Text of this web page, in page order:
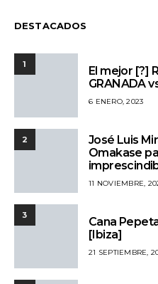
DESTACADOS
1
El mejor [?]
GRANADA
6 ENERO, 2023
2
José Luis
Omakase
11 NOVIEMBRE,
3
Cana
[Ibiza]
21 SEPTIEMBRE,